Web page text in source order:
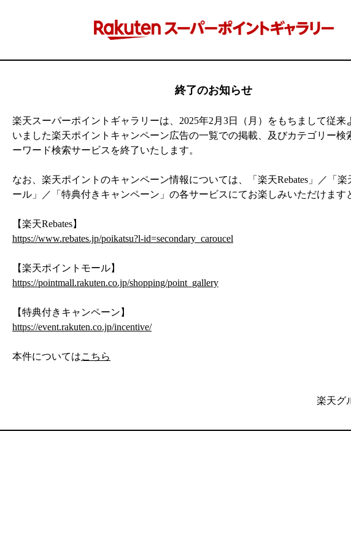
終了のお知らせ
楽天スーパーポイントギャラリーは、2025年2月3日（月）をもちまして従来
いました楽天ポイントキャンペーン広告の一覧での掲載、及びカテゴリー検
ーワード検索サービスを終了いたします。
なお、楽天ポイントのキャンペーン情報については、「楽天Rebates」／「楽
ール」／「特典付きキャンペーン」の各サービスにてお楽しみいただけます
【楽天Rebates】
https://www.rebates.jp/poikatsu?l-id=secondary_caroucel
【楽天ポイントモール】
https://pointmall.rakuten.co.jp/shopping/point_gallery
【特典付きキャンペーン】
https://event.rakuten.co.jp/incentive/
本件についてはこちら
楽天グ